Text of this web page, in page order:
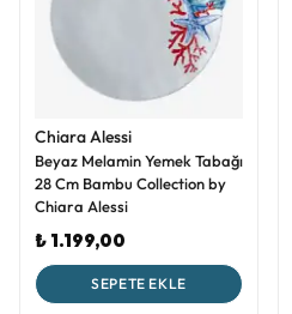
Chiara Alessi
Beyaz Melamin Yemek Tabağı
28 Cm Bambu Collection by
Chiara Alessi
₺ 1.199,00
SEPETE EKLE